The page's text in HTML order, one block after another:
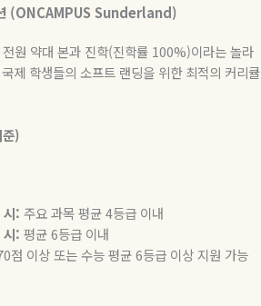
션 (ONCAMPUS Sunderland)
원 약대 본과 진학(진학률 100%)이라는 놀라
제 학생들의 소프트 랜딩을 위한 최적의 커리큘
)
시: 주요 과목 평균 4등급 이내
시: 평균 6등급 이내
점 이상 또는 수능 평균 6등급 이상 지원 가능